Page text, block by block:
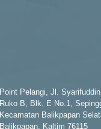
Point Pelangi, Jl.
Ruko B, Blk. E No.1,
Kecamatan Balikpapan
Balikpapan, Kaltim 76115